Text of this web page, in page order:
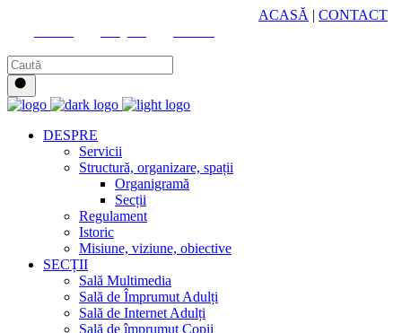
ACASĂ | CONTACT
DESPRE
Servicii
Structură, organizare, spații
Organigramă
Secții
Regulament
Istoric
Misiune, viziune, obiective
SECȚII
Sală Multimedia
Sală de Împrumut Adulți
Sală de Internet Adulți
Sală de împrumut Copii